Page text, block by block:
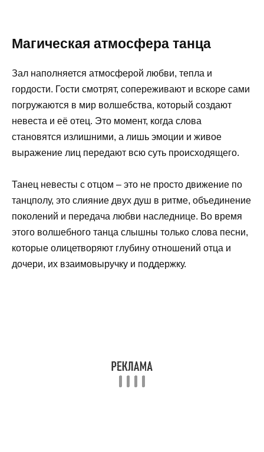
Магическая атмосфера танца
Зал наполняется атмосферой любви, тепла и
гордости. Гости смотрят, сопереживают и вскоре сами
погружаются в мир волшебства, который создают
невеста и её отец. Это момент, когда слова
становятся излишними, а лишь эмоции и живое
выражение лиц передают всю суть происходящего.
Танец невесты с отцом – это не просто движение по
танцполу, это слияние двух душ в ритме, объединение
поколений и передача любви наследнице. Во время
этого волшебного танца слышны только слова песни,
которые олицетворяют глубину отношений отца и
дочери, их взаимовыручку и поддержку.